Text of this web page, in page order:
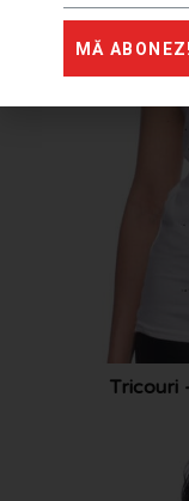
Tricouri
MĂ ABONEZ!